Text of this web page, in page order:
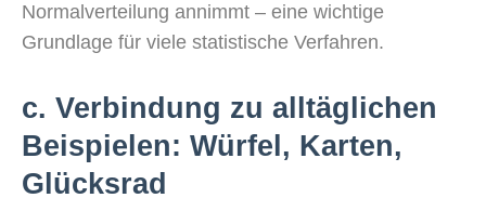
Normalverteilung annimmt – eine wichtige
Grundlage für viele statistische Verfahren.
c. Verbindung zu alltäglichen
Beispielen: Würfel, Karten,
Glücksrad